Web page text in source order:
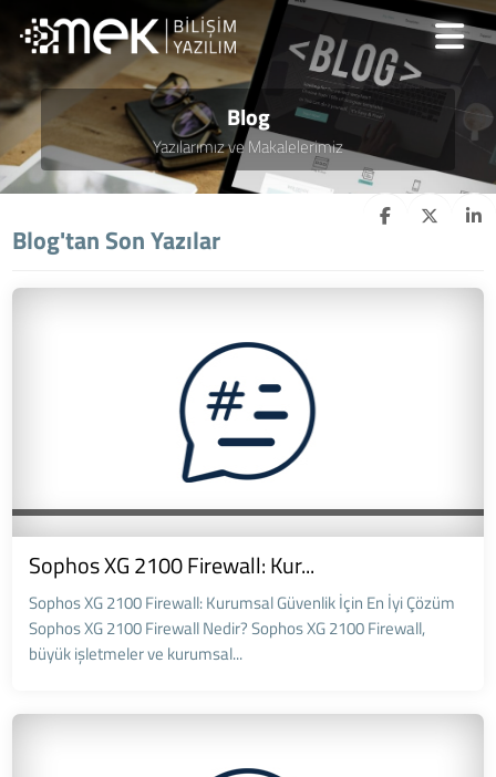
Blog
Yazılarımız ve Makalelerimiz
Blog'tan Son Yazılar
Sophos XG 2100 Firewall: Kur...
Sophos XG 2100 Firewall: Kurumsal Güvenlik İçin En İyi Çözüm
Sophos XG 2100 Firewall Nedir? Sophos XG 2100 Firewall,
büyük işletmeler ve kurumsal...